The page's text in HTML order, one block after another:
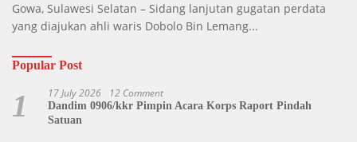
Gowa, Sulawesi Selatan – Sidang lanjutan gugatan perdata
yang diajukan ahli waris Dobolo Bin Lemang...
Popular Post
1 17 July 2026 12 Comment
Dandim 0906/kkr Pimpin Acara Korps Raport Pindah
Satuan